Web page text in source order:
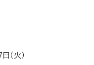
（火）